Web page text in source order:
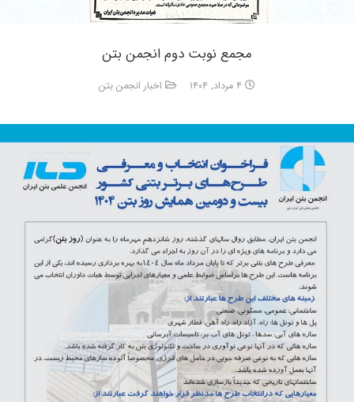
مجمع نوبت دوم انجمن بتن
۴ مرداد, ۱۴۰۴ اخبار انجمن بتن